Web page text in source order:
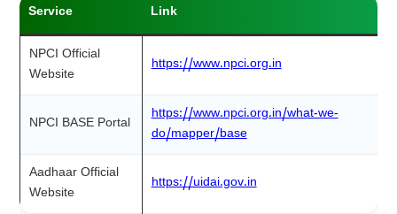
Service Link
NPCI Official
Website
https://www.npci.org.in
NPCI BASE Portal
https://www.npci.org.in/what-we-
do/mapper/base
Aadhaar Official
Website
https://uidai.gov.in